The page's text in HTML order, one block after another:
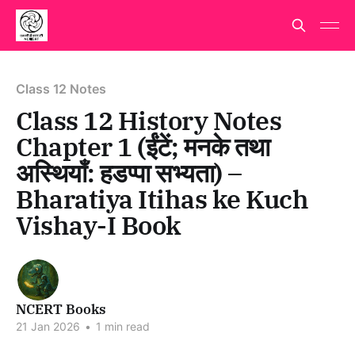
Class 12 Notes
Class 12 History Notes
Chapter 1 (ईंटें; मनके तथा
अस्थियाँ: हडप्पा सभ्यता) –
Bharatiya Itihas ke Kuch
Vishay-I Book
NCERT Books
21 Jan 2026 • 1 min read